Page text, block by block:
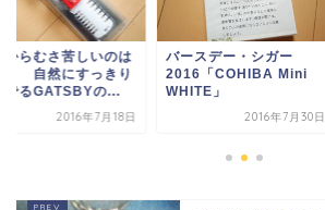
からむさ苦しいのは
！ 自然にすっきり
でるGATSBYの...
2016年7月18日
バースデー・シガー
2016「COHIBA Mini
WHITE」
2016年7月30日